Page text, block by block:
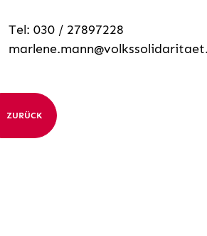
Tel: 030 / 27897228
ZURÜCK